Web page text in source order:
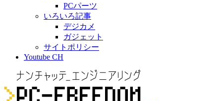
PCパーツ
いろいろ記事
デジカメ
ガジェット
サイトポリシー
Youtube CH